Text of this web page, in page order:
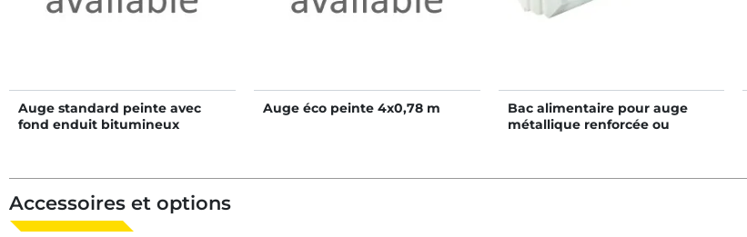
Auge standard peinte avec
fond enduit bitumineux
Auge éco peinte 4x0,78 m
Bac alimentaire pour auge
métallique renforcée ou
Accessoires et options